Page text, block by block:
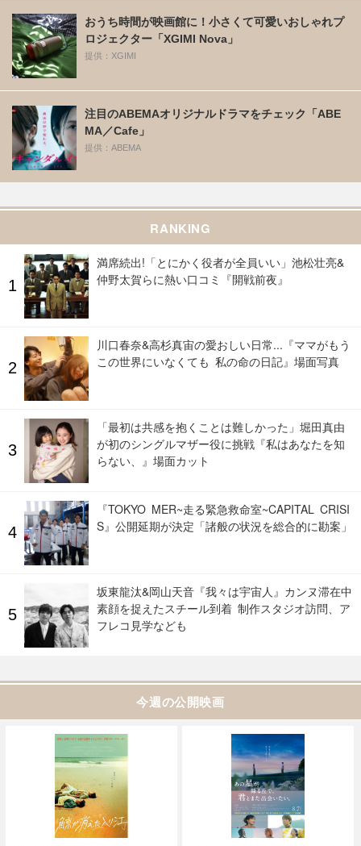
おうち時間が映画館に！小さくて可愛いおしゃれプ
ロジェクター「XGIMI Nova」
提供：XGIMI
注目のABEMAオリジナルドラマをチェック「ABE
MA／Cafe」
提供：ABEMA
RANKING
満席続出!「とにかく役者が全員いい」池松壮亮&
仲野太賀らに熱い口コミ『開戦前夜』
川口春奈&高杉真宙の愛おしい日常...『ママがもう
この世界にいなくても 私の命の日記』場面写真
「最初は共感を抱くことは難しかった」堀田真由
が初のシングルマザー役に挑戦『私はあなたを知
らない、』場面カット
『TOKYO MER~走る緊急救命室~CAPITAL CRISI
S』公開延期が決定「諸般の状況を総合的に勘案」
坂東龍汰&岡山天音『我々は宇宙人』カンヌ滞在中
素顔を捉えたスチール到着 制作スタジオ訪問、ア
フレコ見学なども
今週の公開映画